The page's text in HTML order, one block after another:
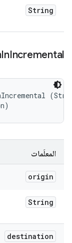
String
InIncremental
المعلَمات
origin
String
destination